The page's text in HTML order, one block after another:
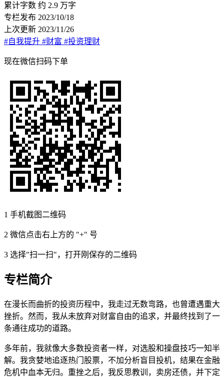
累计字数 约 2.9 万字
专栏发布 2023/10/18
上次更新 2023/11/26
#自我提升 #财富 #投资理财
现在微信扫码下单
1 手机截图二维码
2 微信点击右上方的 "+" 号
3 选择"扫一扫"，打开刚保存的二维码
专栏简介
在漫长而曲折的投资历程中，我走过无数弯路，也曾遭遇重大
挫折。然而，我从未放弃对财富自由的追求，并最终找到了一
条通往成功的道路。
多年前，我就像大多数投资者一样，对选股和操盘技巧一知半
解。我贪婪地追逐热门股票，不加分析盲目投机，结果在金融
危机中血本无归。重挫之后，我反思教训，卖房还债，并下定